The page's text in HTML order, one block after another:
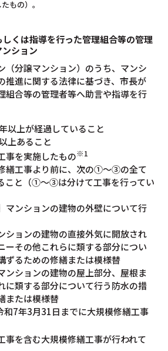
もの）。
くは指導を行った管理組合等の管理
ション
（分譲マンション）のうち、マンシ
推進に関する法律に基づき、市長が
組合等の管理者等へ助言や指導を行
以上が経過していること
上あること
事を実施したもの※1
繕工事より前に、次の①～③の全て
こと（①～③は分けて工事を行ってい
ンションの建物の外壁について行
ョンの建物の直接外気に開放され
ーその他これらに類する部分につい
ずるための修繕または模様替
ションの建物の屋上部分、屋根ま
に類する部分について行う防水の措
または模様替
和7年3月31日までに大規模修繕工事
を含む大規模修繕工事が行われて